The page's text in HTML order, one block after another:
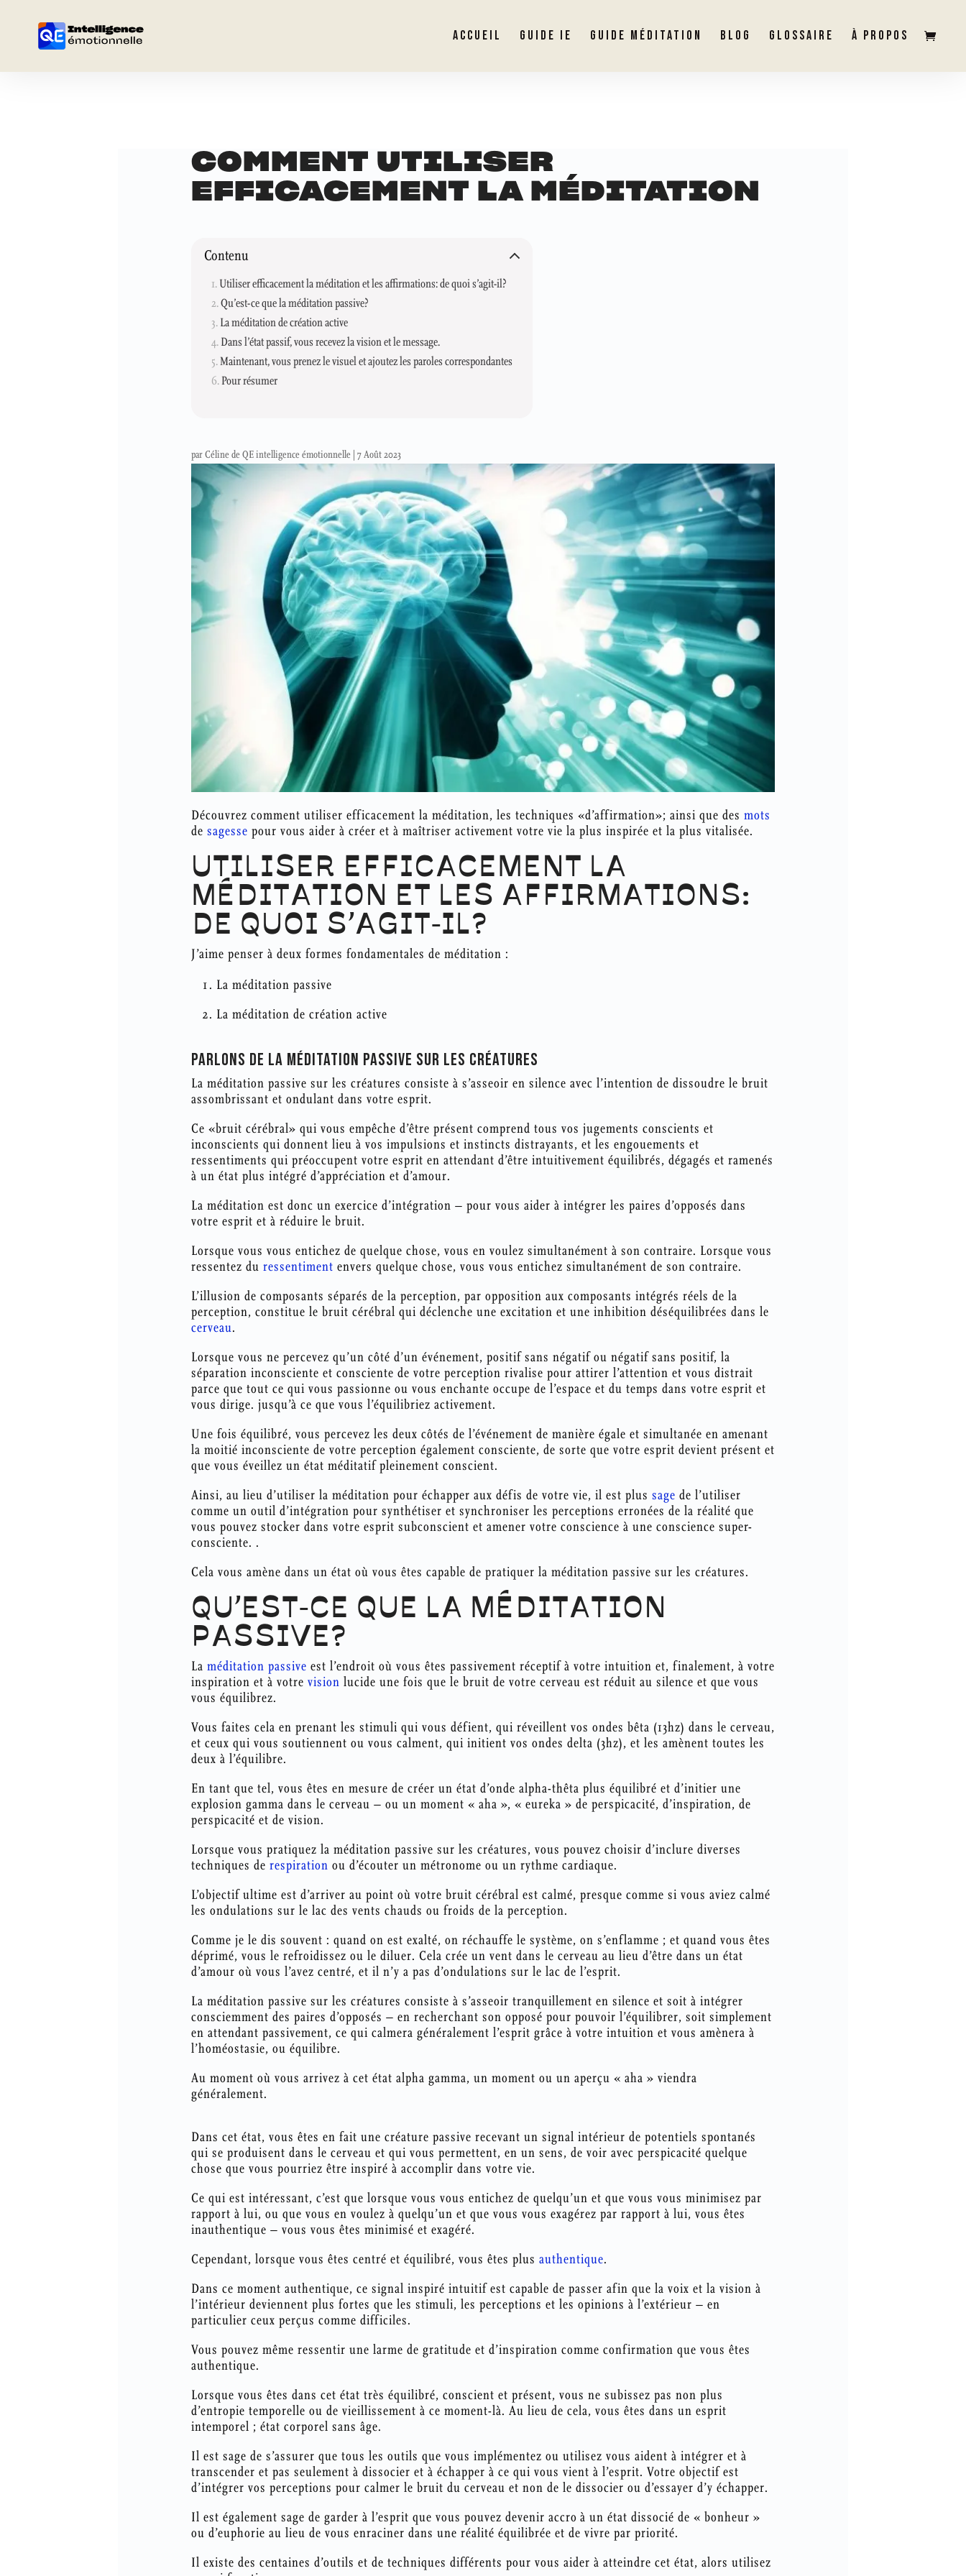
ACCUEIL GUIDE IE GUIDE MÉDITATION BLOG GLOSSAIRE À PROPOS
COMMENT UTILISER
EFFICACEMENT LA MÉDITATION
Contenu
Utiliser efficacement la méditation et les affirmations: de quoi s’agit-il?
Qu’est-ce que la méditation passive?
La méditation de création active
Dans l’état passif, vous recevez la vision et le message.
Maintenant, vous prenez le visuel et ajoutez les paroles correspondantes
Pour résumer
parCéline de QE intelligence émotionnelle 7 Août 2023
Découvrez comment utiliser efficacement la méditation, les techniques «d’affirmation»; ainsi que des mots
de sagesse pour vous aider à créer et à maîtriser activement votre vie la plus inspirée et la plus vitalisée.
UTILISER EFFICACEMENT LA
MÉDITATION ET LES AFFIRMATIONS:
DE QUOI S’AGIT-IL?
J’aime penser à deux formes fondamentales de méditation :
La méditation passive
La méditation de création active
PARLONS DE LA MÉDITATION PASSIVE SUR LES CRÉATURES
La méditation passive sur les créatures consiste à s’asseoir en silence avec l’intention de dissoudre le bruit
assombrissant et ondulant dans votre esprit.
Ce «bruit cérébral» qui vous empêche d’être présent comprend tous vos jugements conscients et
inconscients qui donnent lieu à vos impulsions et instincts distrayants, et les engouements et
ressentiments qui préoccupent votre esprit en attendant d’être intuitivement équilibrés, dégagés et ramenés
à un état plus intégré d’appréciation et d’amour.
La méditation est donc un exercice d’intégration – pour vous aider à intégrer les paires d’opposés dans
votre esprit et à réduire le bruit.
Lorsque vous vous entichez de quelque chose, vous en voulez simultanément à son contraire. Lorsque vous
ressentez du ressentiment envers quelque chose, vous vous entichez simultanément de son contraire.
L’illusion de composants séparés de la perception, par opposition aux composants intégrés réels de la
perception, constitue le bruit cérébral qui déclenche une excitation et une inhibition déséquilibrées dans le
cerveau.
Lorsque vous ne percevez qu’un côté d’un événement, positif sans négatif ou négatif sans positif, la
séparation inconsciente et consciente de votre perception rivalise pour attirer l’attention et vous distrait
parce que tout ce qui vous passionne ou vous enchante occupe de l’espace et du temps dans votre esprit et
vous dirige. jusqu’à ce que vous l’équilibriez activement.
Une fois équilibré, vous percevez les deux côtés de l’événement de manière égale et simultanée en amenant
la moitié inconsciente de votre perception également consciente, de sorte que votre esprit devient présent et
que vous éveillez un état méditatif pleinement conscient.
Ainsi, au lieu d’utiliser la méditation pour échapper aux défis de votre vie, il est plus sage de l’utiliser
comme un outil d’intégration pour synthétiser et synchroniser les perceptions erronées de la réalité que
vous pouvez stocker dans votre esprit subconscient et amener votre conscience à une conscience super-
consciente. .
Cela vous amène dans un état où vous êtes capable de pratiquer la méditation passive sur les créatures.
QU’EST-CE QUE LA MÉDITATION
PASSIVE?
La méditation passive est l’endroit où vous êtes passivement réceptif à votre intuition et, finalement, à votre
inspiration et à votre vision lucide une fois que le bruit de votre cerveau est réduit au silence et que vous
vous équilibrez.
Vous faites cela en prenant les stimuli qui vous défient, qui réveillent vos ondes bêta (13hz) dans le cerveau,
et ceux qui vous soutiennent ou vous calment, qui initient vos ondes delta (3hz), et les amènent toutes les
deux à l’équilibre.
En tant que tel, vous êtes en mesure de créer un état d’onde alpha-thêta plus équilibré et d’initier une
explosion gamma dans le cerveau – ou un moment « aha », « eureka » de perspicacité, d’inspiration, de
perspicacité et de vision.
Lorsque vous pratiquez la méditation passive sur les créatures, vous pouvez choisir d’inclure diverses
techniques de respiration ou d’écouter un métronome ou un rythme cardiaque.
L’objectif ultime est d’arriver au point où votre bruit cérébral est calmé, presque comme si vous aviez calmé
les ondulations sur le lac des vents chauds ou froids de la perception.
Comme je le dis souvent : quand on est exalté, on réchauffe le système, on s’enflamme ; et quand vous êtes
déprimé, vous le refroidissez ou le diluer. Cela crée un vent dans le cerveau au lieu d’être dans un état
d’amour où vous l’avez centré, et il n’y a pas d’ondulations sur le lac de l’esprit.
La méditation passive sur les créatures consiste à s’asseoir tranquillement en silence et soit à intégrer
consciemment des paires d’opposés – en recherchant son opposé pour pouvoir l’équilibrer, soit simplement
en attendant passivement, ce qui calmera généralement l’esprit grâce à votre intuition et vous amènera à
l’homéostasie, ou équilibre.
Au moment où vous arrivez à cet état alpha gamma, un moment ou un aperçu « aha » viendra
généralement.
Dans cet état, vous êtes en fait une créature passive recevant un signal intérieur de potentiels spontanés
qui se produisent dans le cerveau et qui vous permettent, en un sens, de voir avec perspicacité quelque
chose que vous pourriez être inspiré à accomplir dans votre vie.
Ce qui est intéressant, c’est que lorsque vous vous entichez de quelqu’un et que vous vous minimisez par
rapport à lui, ou que vous en voulez à quelqu’un et que vous vous exagérez par rapport à lui, vous êtes
inauthentique – vous vous êtes minimisé et exagéré.
Cependant, lorsque vous êtes centré et équilibré, vous êtes plus authentique.
Dans ce moment authentique, ce signal inspiré intuitif est capable de passer afin que la voix et la vision à
l’intérieur deviennent plus fortes que les stimuli, les perceptions et les opinions à l’extérieur – en
particulier ceux perçus comme difficiles.
Vous pouvez même ressentir une larme de gratitude et d’inspiration comme confirmation que vous êtes
authentique.
Lorsque vous êtes dans cet état très équilibré, conscient et présent, vous ne subissez pas non plus
d’entropie temporelle ou de vieillissement à ce moment-là. Au lieu de cela, vous êtes dans un esprit
intemporel ; état corporel sans âge.
Il est sage de s’assurer que tous les outils que vous implémentez ou utilisez vous aident à intégrer et à
transcender et pas seulement à dissocier et à échapper à ce qui vous vient à l’esprit. Votre objectif est
d’intégrer vos perceptions pour calmer le bruit du cerveau et non de le dissocier ou d’essayer d’y échapper.
Il est également sage de garder à l’esprit que vous pouvez devenir accro à un état dissocié de « bonheur »
ou d’euphorie au lieu de vous enraciner dans une réalité équilibrée et de vivre par priorité.
Il existe des centaines d’outils et de techniques différents pour vous aider à atteindre cet état, alors utilisez